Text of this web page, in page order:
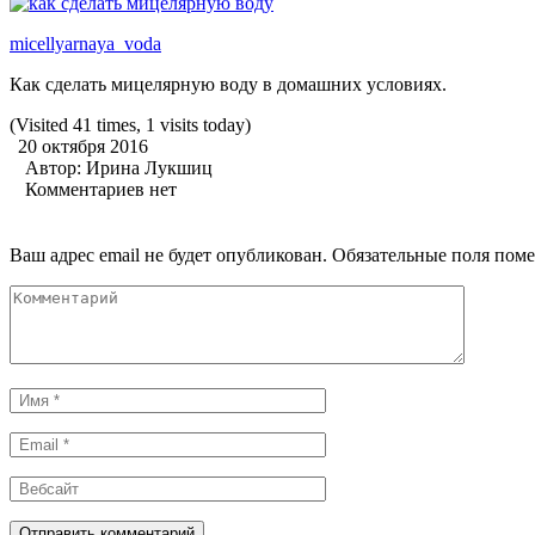
micellyarnaya_voda
Как сделать мицелярную воду в домашних условиях.
(Visited 41 times, 1 visits today)
20 октября 2016
Автор: Ирина Лукшиц
Комментариев нет
Ваш адрес email не будет опубликован. Обязательные поля
Комментарий
Имя
*
Email
*
Вебсайт